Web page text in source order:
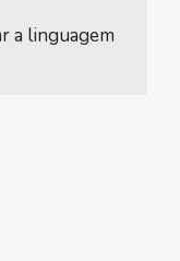
a linguagem